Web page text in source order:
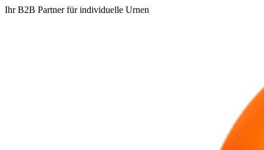
Ihr B2B Partner für individuelle Urnen